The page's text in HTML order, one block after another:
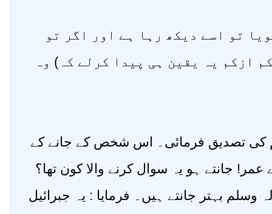
تو اسے دیکھ رہا ہے اور اگر تو
ازکم یہ یقین ہی پیدا کرلے کہ) وہ
کی تصدیق فرمائی۔ اس شخص کے جانے کے
جانتے ہو یہ سوال کرنے والا کون تھا؟
بہتر جانتے ہیں۔ فرمایا : یہ جبرائیل